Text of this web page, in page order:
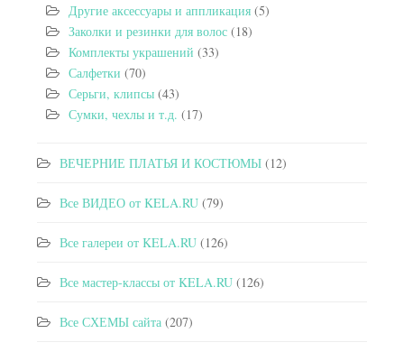
Другие аксессуары и аппликация (5)
Заколки и резинки для волос (18)
Комплекты украшений (33)
Салфетки (70)
Серьги, клипсы (43)
Сумки, чехлы и т.д. (17)
ВЕЧЕРНИЕ ПЛАТЬЯ И КОСТЮМЫ (12)
Все ВИДЕО от KELA.RU (79)
Все галереи от KELA.RU (126)
Все мастер-классы от KELA.RU (126)
Все СХЕМЫ сайта (207)